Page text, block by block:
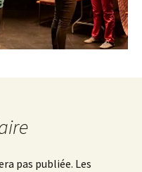
pas publiée. Les